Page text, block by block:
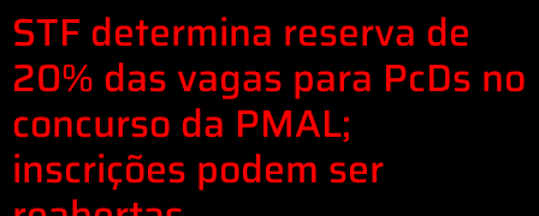
STF determina reserva de
20% das vagas para PcDs no
concurso da PMAL;
inscrições podem ser